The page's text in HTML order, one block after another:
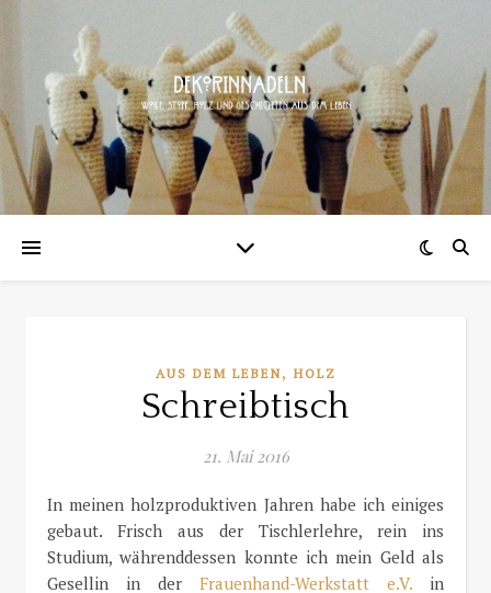
AUS DEM LEBEN, HOLZ
Schreibtisch
21. Mai 2016
In meinen holzproduktiven Jahren habe ich einiges
gebaut. Frisch aus der Tischlerlehre, rein ins
Studium, währenddessen konnte ich mein Geld als
Gesellin in der Frauenhand-Werkstatt e.V. in